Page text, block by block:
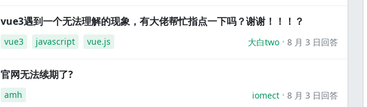
vue3遇到一个无法理解的现象，有大佬帮忙指点一下吗？谢谢！！！？
vue3 javascript vue.js 大白two 8 月 3 日回答
官网无法续期了?
amh iomect 8 月 3 日回答